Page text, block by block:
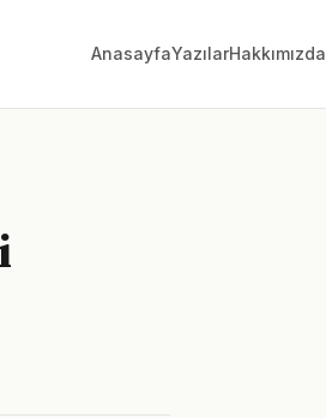
AnasayfaYazılarHakkımızda